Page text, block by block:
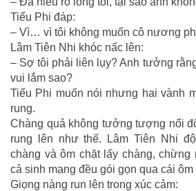
Tiểu Phi đáp:
– Vì… vì tôi không muốn cô nương
Lâm Tiên Nhi khóc nấc lên:
– Sợ tôi phải liên lụy? Anh tưởng
vui lắm sao?
Tiểu Phi muốn nói nhưng hai vành
rung.
Chàng quả không tưởng tượng nổi
rung lên như thế. Lâm Tiên Nhi
chàng và ôm chặt lấy chàng, chừng
cả sinh mạng đều gói gọn qua cái ôm
Giọng nàng run lên trong xúc cảm: